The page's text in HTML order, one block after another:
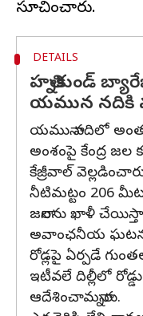
DETAILS
హత్నికుండ్‌
యమున నదికి
యమునా నదిలో
అంశంపై కేంద్ర
కేజ్రీవాల్
నీటిమట్టం 206
జనాలను ఖాళీ
అవాంఛనీయ
రోడ్లపై ఏర్పడే
ఇటీవలే దిల్లీలో
ఆదేశించామన్నారు.